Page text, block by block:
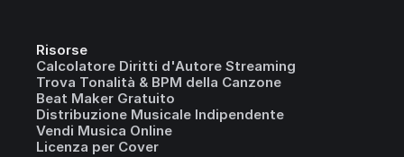
Risorse
Calcolatore Diritti d'Autore Streaming
Trova Tonalità & BPM della Canzone
Beat Maker Gratuito
Distribuzione Musicale Indipendente
Vendi Musica Online
Licenza per Cover